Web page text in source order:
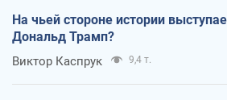
На чьей стороне истории
Дональд Трамп?
Виктор Каспрук 9,4 т.